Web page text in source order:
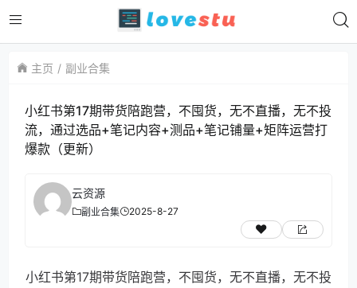
主页 副业合集
小红书第17期带货陪跑营，不囤货，无不直播，无不投
流，通过选品+笔记内容+测品+笔记铺量+矩阵运营打
爆款（更新）
云资源
副业合集 2025-8-27
小红书第17期带货陪跑营，不囤货，无不直播，无不投